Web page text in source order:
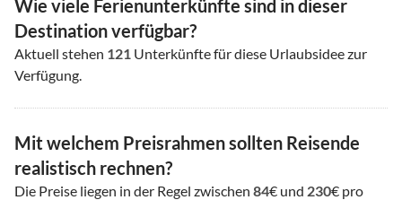
Wie viele Ferienunterkünfte sind in dieser
Destination verfügbar?
Aktuell stehen 121 Unterkünfte für diese Urlaubsidee zur
Verfügung.
Mit welchem Preisrahmen sollten Reisende
realistisch rechnen?
Die Preise liegen in der Regel zwischen 84€ und 230€ pro